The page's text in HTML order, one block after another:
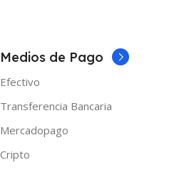
NICOTINA
0mg,3mg
MARCAS
Medios de Pago
Efectivo
Transferencia Bancaria
Mercadopago
Cripto